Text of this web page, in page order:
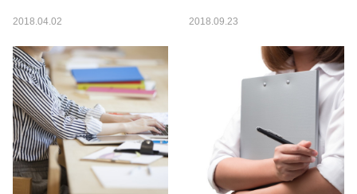
2018.04.02 2018.09.23